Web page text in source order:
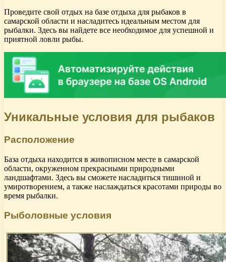
Проведите свой отдых на базе отдыха для рыбаков в
самарской области и насладитесь идеальным местом для
рыбалки. Здесь вы найдете все необходимое для успешной и
приятной ловли рыбы.
Уникальные условия для рыбаков
Расположение
База отдыха находится в живописном месте в самарской
области, окруженном прекрасными природными
ландшафтами. Здесь вы сможете насладиться тишиной и
умиротворением, а также наслаждаться красотами природы во
время рыбалки.
Рыболовные условия